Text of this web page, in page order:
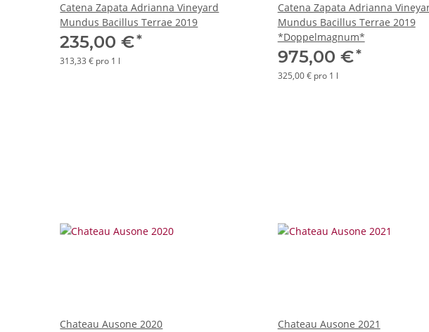
Catena Zapata Adrianna Vineyard
Mundus Bacillus Terrae 2019
235,00 €*
313,33 € pro 1 l
Catena Zapata Adrianna
Mundus Bacillus Terrae 2019
*Doppelmagnum*
975,00 €*
325,00 € pro 1 l
Chateau Ausone 2020 Chateau Ausone 2021